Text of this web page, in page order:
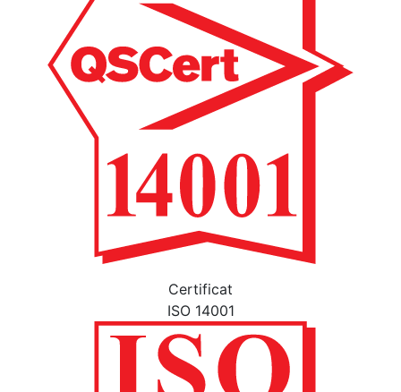
Certificat
ISO 14001